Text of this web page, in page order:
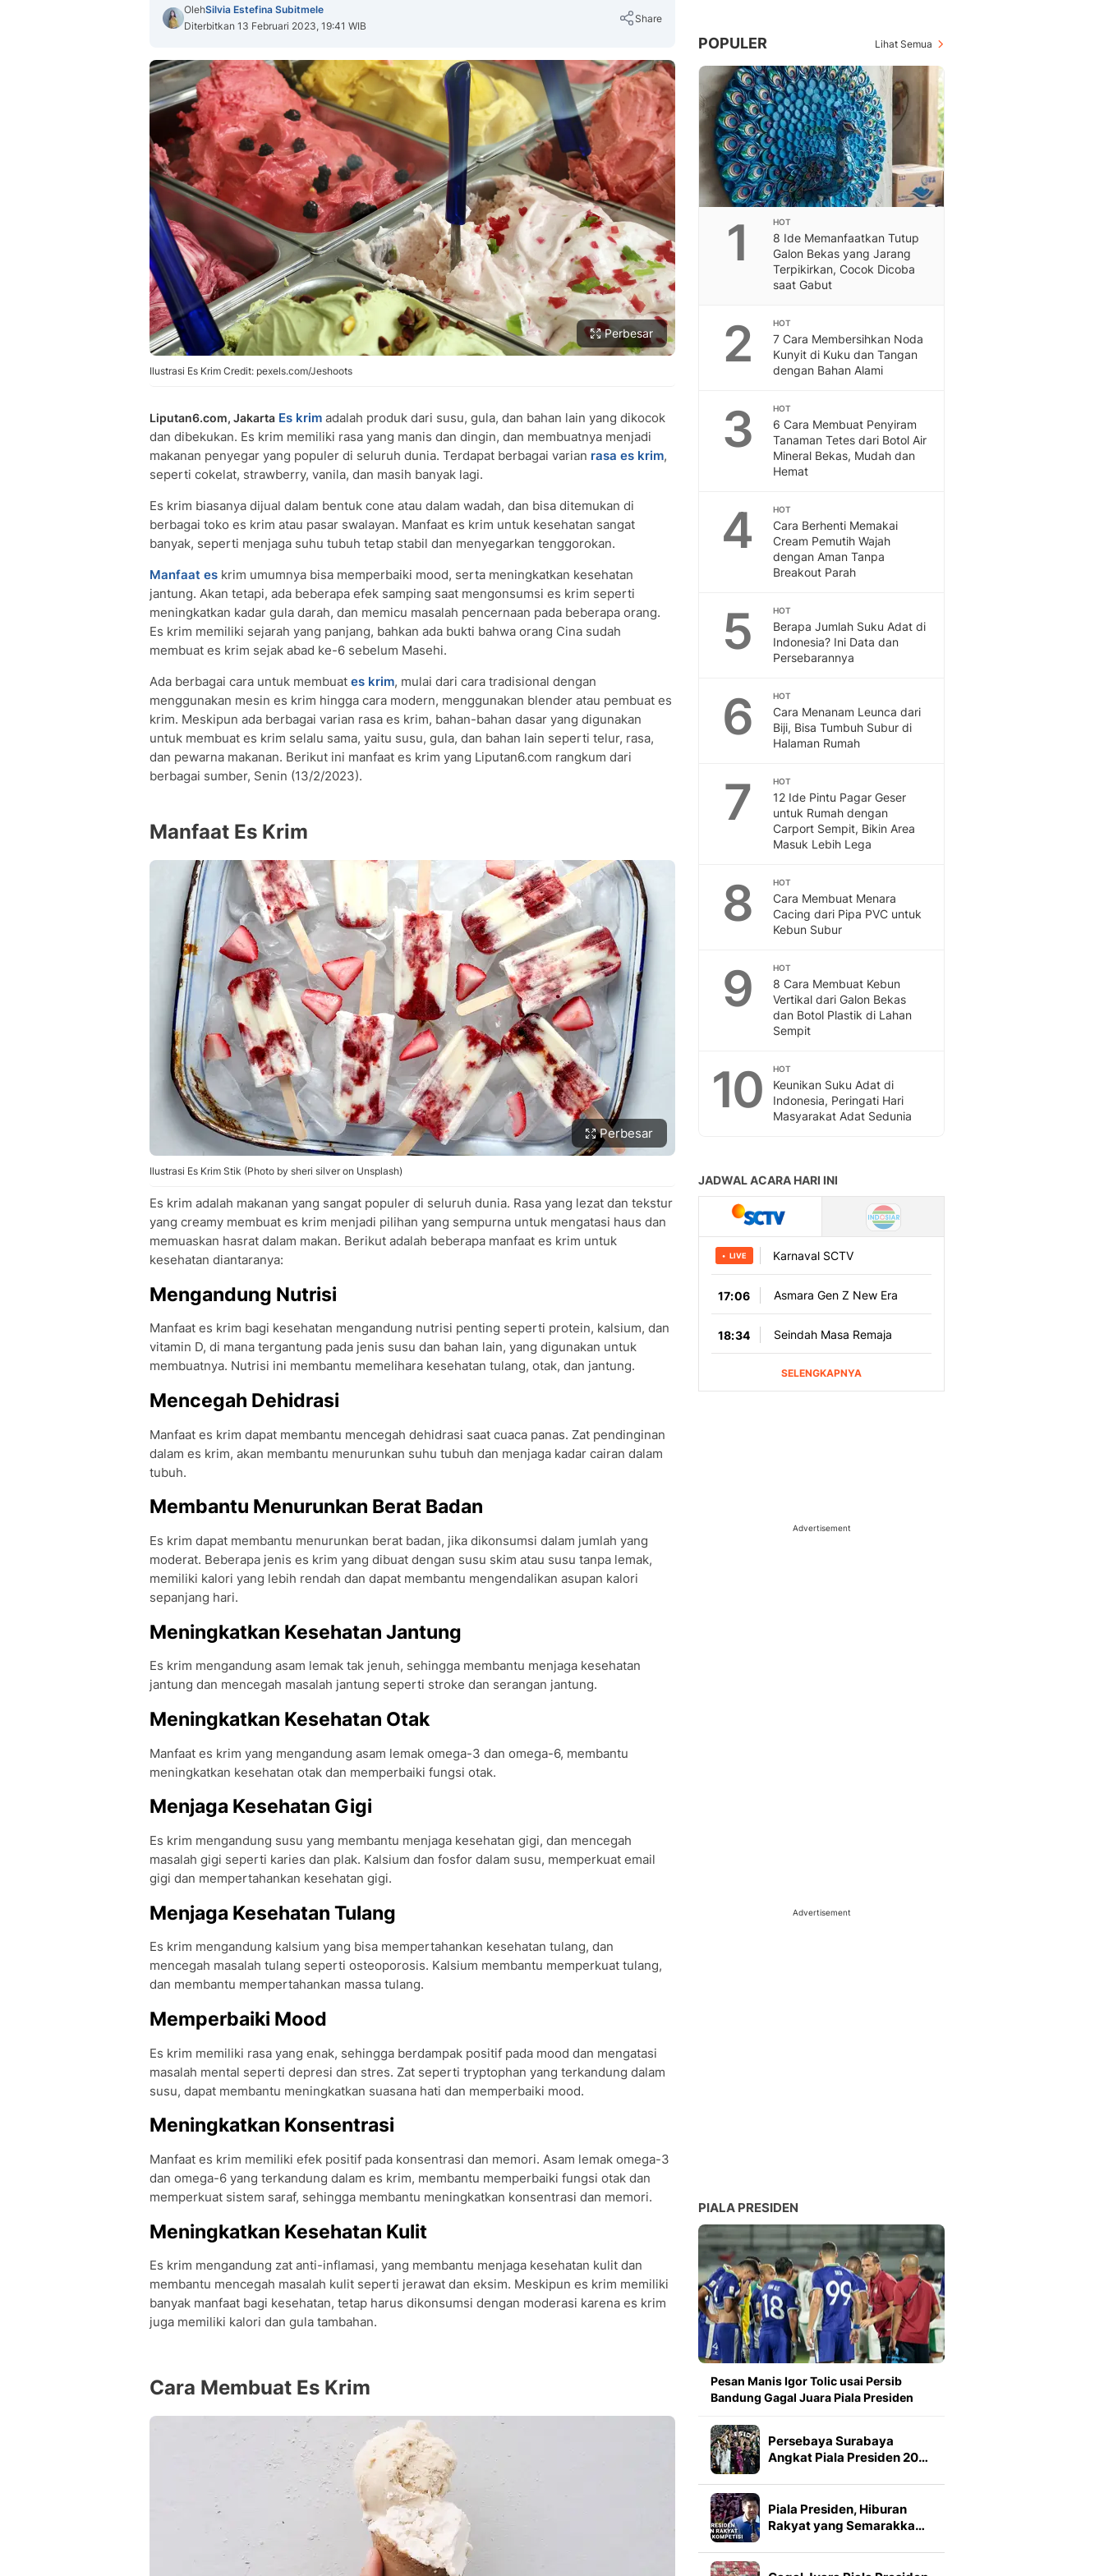
OlehSilvia Estefina Subitmele
Diterbitkan 13 Februari 2023, 19:41 WIB
Share
Copy Link
Perbesar
Ilustrasi Es Krim Credit: pexels.com/Jeshoots
Liputan6.com, Jakarta Es krim adalah produk dari susu, gula, dan bahan lain yang dikocok
dan dibekukan. Es krim memiliki rasa yang manis dan dingin, dan membuatnya menjadi
makanan penyegar yang populer di seluruh dunia. Terdapat berbagai varian rasa es krim,
seperti cokelat, strawberry, vanila, dan masih banyak lagi.
Es krim biasanya dijual dalam bentuk cone atau dalam wadah, dan bisa ditemukan di
berbagai toko es krim atau pasar swalayan. Manfaat es krim untuk kesehatan sangat
banyak, seperti menjaga suhu tubuh tetap stabil dan menyegarkan tenggorokan.
Manfaat es krim umumnya bisa memperbaiki mood, serta meningkatkan kesehatan
jantung. Akan tetapi, ada beberapa efek samping saat mengonsumsi es krim seperti
meningkatkan kadar gula darah, dan memicu masalah pencernaan pada beberapa orang.
Es krim memiliki sejarah yang panjang, bahkan ada bukti bahwa orang Cina sudah
membuat es krim sejak abad ke-6 sebelum Masehi.
Ada berbagai cara untuk membuat es krim, mulai dari cara tradisional dengan
menggunakan mesin es krim hingga cara modern, menggunakan blender atau pembuat es
krim. Meskipun ada berbagai varian rasa es krim, bahan-bahan dasar yang digunakan
untuk membuat es krim selalu sama, yaitu susu, gula, dan bahan lain seperti telur, rasa,
dan pewarna makanan. Berikut ini manfaat es krim yang Liputan6.com rangkum dari
berbagai sumber, Senin (13/2/2023).
Manfaat Es Krim
Perbesar
Ilustrasi Es Krim Stik (Photo by sheri silver on Unsplash)
Es krim adalah makanan yang sangat populer di seluruh dunia. Rasa yang lezat dan tekstur
yang creamy membuat es krim menjadi pilihan yang sempurna untuk mengatasi haus dan
memuaskan hasrat dalam makan. Berikut adalah beberapa manfaat es krim untuk
kesehatan diantaranya:
Mengandung Nutrisi
Manfaat es krim bagi kesehatan mengandung nutrisi penting seperti protein, kalsium, dan
vitamin D, di mana tergantung pada jenis susu dan bahan lain, yang digunakan untuk
membuatnya. Nutrisi ini membantu memelihara kesehatan tulang, otak, dan jantung.
Mencegah Dehidrasi
Manfaat es krim dapat membantu mencegah dehidrasi saat cuaca panas. Zat pendinginan
dalam es krim, akan membantu menurunkan suhu tubuh dan menjaga kadar cairan dalam
tubuh.
Membantu Menurunkan Berat Badan
Es krim dapat membantu menurunkan berat badan, jika dikonsumsi dalam jumlah yang
moderat. Beberapa jenis es krim yang dibuat dengan susu skim atau susu tanpa lemak,
memiliki kalori yang lebih rendah dan dapat membantu mengendalikan asupan kalori
sepanjang hari.
Meningkatkan Kesehatan Jantung
Es krim mengandung asam lemak tak jenuh, sehingga membantu menjaga kesehatan
jantung dan mencegah masalah jantung seperti stroke dan serangan jantung.
Meningkatkan Kesehatan Otak
Manfaat es krim yang mengandung asam lemak omega-3 dan omega-6, membantu
meningkatkan kesehatan otak dan memperbaiki fungsi otak.
Menjaga Kesehatan Gigi
Es krim mengandung susu yang membantu menjaga kesehatan gigi, dan mencegah
masalah gigi seperti karies dan plak. Kalsium dan fosfor dalam susu, memperkuat email
gigi dan mempertahankan kesehatan gigi.
Menjaga Kesehatan Tulang
Es krim mengandung kalsium yang bisa mempertahankan kesehatan tulang, dan
mencegah masalah tulang seperti osteoporosis. Kalsium membantu memperkuat tulang,
dan membantu mempertahankan massa tulang.
Memperbaiki Mood
Es krim memiliki rasa yang enak, sehingga berdampak positif pada mood dan mengatasi
masalah mental seperti depresi dan stres. Zat seperti tryptophan yang terkandung dalam
susu, dapat membantu meningkatkan suasana hati dan memperbaiki mood.
Meningkatkan Konsentrasi
Manfaat es krim memiliki efek positif pada konsentrasi dan memori. Asam lemak omega-3
dan omega-6 yang terkandung dalam es krim, membantu memperbaiki fungsi otak dan
memperkuat sistem saraf, sehingga membantu meningkatkan konsentrasi dan memori.
Meningkatkan Kesehatan Kulit
Es krim mengandung zat anti-inflamasi, yang membantu menjaga kesehatan kulit dan
membantu mencegah masalah kulit seperti jerawat dan eksim. Meskipun es krim memiliki
banyak manfaat bagi kesehatan, tetap harus dikonsumsi dengan moderasi karena es krim
juga memiliki kalori dan gula tambahan.
Cara Membuat Es Krim
POPULER Lihat Semua
1 HOT
8 Ide Memanfaatkan Tutup
Galon Bekas yang Jarang
Terpikirkan, Cocok Dicoba
saat Gabut
2 HOT
7 Cara Membersihkan Noda
Kunyit di Kuku dan Tangan
dengan Bahan Alami
3 HOT
6 Cara Membuat Penyiram
Tanaman Tetes dari Botol Air
Mineral Bekas, Mudah dan
Hemat
4 HOT
Cara Berhenti Memakai
Cream Pemutih Wajah
dengan Aman Tanpa
Breakout Parah
5 HOT
Berapa Jumlah Suku Adat di
Indonesia? Ini Data dan
Persebarannya
6 HOT
Cara Menanam Leunca dari
Biji, Bisa Tumbuh Subur di
Halaman Rumah
7 HOT
12 Ide Pintu Pagar Geser
untuk Rumah dengan
Carport Sempit, Bikin Area
Masuk Lebih Lega
8 HOT
Cara Membuat Menara
Cacing dari Pipa PVC untuk
Kebun Subur
9 HOT
8 Cara Membuat Kebun
Vertikal dari Galon Bekas
dan Botol Plastik di Lahan
Sempit
10 HOT
Keunikan Suku Adat di
Indonesia, Peringati Hari
Masyarakat Adat Sedunia
Advertisement
Advertisement
PIALA PRESIDEN
Pesan Manis Igor Tolic usai Persib
Bandung Gagal Juara Piala Presiden
Persebaya Surabaya
Angkat Piala Presiden 20…
Piala Presiden, Hiburan
Rakyat yang Semarakka…